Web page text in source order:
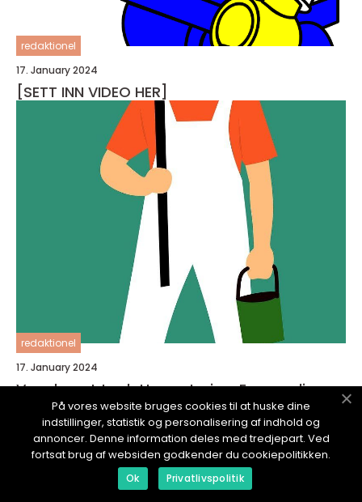
redaktionel
17. January 2024
[SETT INN VIDEO HER]
redaktionel
17. January 2024
Vegghengt toalett montering: En grundig
oversiktPå vores website bruges cookies til at huske dine
indstillinger, statistik og personalisering af indhold og
annoncer. Denne information deles med tredjepart. Ved
fortsat brug af websiden godkender du cookiepolitikken.
Ok Privatlivspolitik